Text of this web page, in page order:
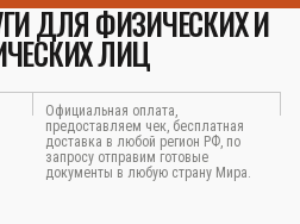
ДЛЯ ФИЗИЧЕСКИХ И
ЛИЦ
Официальная оплата,
предоставляем чек, бесплатная
доставка в любой регион РФ, по
запросу отправим готовые
документы в любую страну Мира.